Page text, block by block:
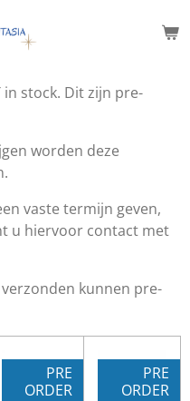
in stock. Dit zijn pre-
worden deze
vaste termijn geven,
u hiervoor contact met
kunnen pre-
PRE
ORDER
PRE
ORDER